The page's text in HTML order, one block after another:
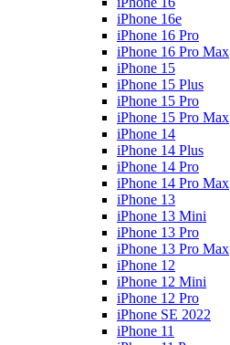
iPhone 16e
iPhone 16 Pro
iPhone 16 Pro Max
iPhone 15
iPhone 15 Plus
iPhone 15 Pro
iPhone 15 Pro Max
iPhone 14
iPhone 14 Plus
iPhone 14 Pro
iPhone 14 Pro Max
iPhone 13
iPhone 13 Mini
iPhone 13 Pro
iPhone 13 Pro Max
iPhone 12
iPhone 12 Mini
iPhone 12 Pro
iPhone SE 2022
iPhone 11